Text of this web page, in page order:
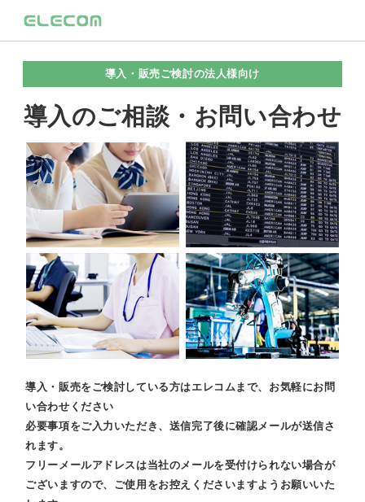
導入・販売ご検討の法人様向け
導入のご相談・お問い合わせ
導入・販売をご検討している方はエレコムまで、お気軽にお問
い合わせください
必要事項をご入力いただき、送信完了後に確認メールが送信さ
れます。
フリーメールアドレスは当社のメールを受付けられない場合が
ございますので、ご使用をお控えくださいますようお願いいた